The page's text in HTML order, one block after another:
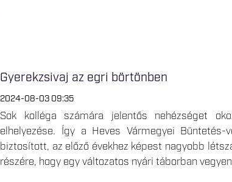
Gyerekzsivaj az egri börtönben
2024-08-03 09:35
Sok kolléga számára jelentős nehézséget
elhelyezése. Így a Heves Vármegyei
biztosított, az előző évekhez képest nagyobb
részére, hogy egy változatos nyári táborban